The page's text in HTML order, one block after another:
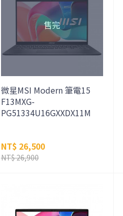
微星MSI Modern 筆電15
F13MXG-
PG51334U16GXXDX11M
NT$ 26,500
NT$ 26,900